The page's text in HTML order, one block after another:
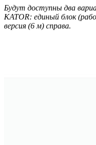
Будут доступны два
KATOR: единый блок
версия (6 м) справа.